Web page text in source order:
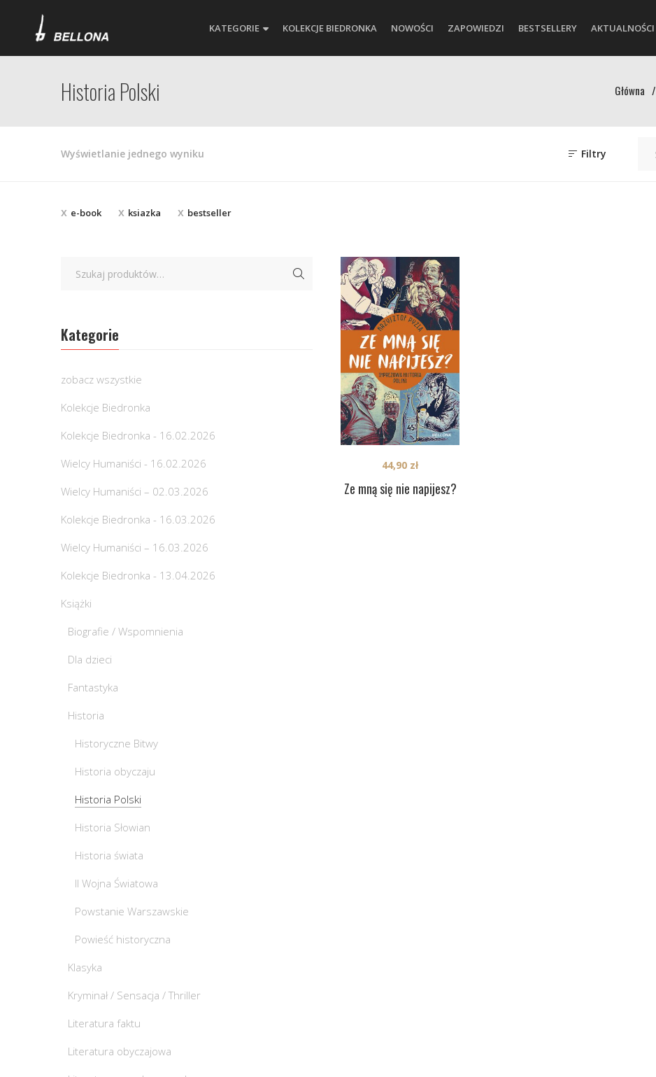
KATEGORIE KOLEKCJE BIEDRONKA NOWOŚCI ZAPOWIEDZI BESTSELLERY AKTUALNOŚCI
Historia Polski Główna /
Wyświetlanie jednego wyniku Filtry
e-book ksiazka bestseller
Ze mną się nie napijesz?
44,90 zł
Kategorie
zobacz wszystkie
Kolekcje Biedronka
Kolekcje Biedronka - 16.02.2026
Wielcy Humaniści - 16.02.2026
Wielcy Humaniści – 02.03.2026
Kolekcje Biedronka - 16.03.2026
Wielcy Humaniści – 16.03.2026
Kolekcje Biedronka - 13.04.2026
Książki
Biografie / Wspomnienia
Dla dzieci
Fantastyka
Historia
Historyczne Bitwy
Historia obyczaju
Historia Polski
Historia Słowian
Historia świata
II Wojna Światowa
Powstanie Warszawskie
Powieść historyczna
Klasyka
Kryminał / Sensacja / Thriller
Literatura faktu
Literatura obyczajowa